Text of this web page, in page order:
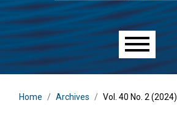
Main menu
Home Archives Vol. 40 No. 2 (2024)